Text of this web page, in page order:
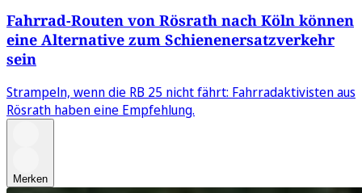
Fahrrad-Routen von Rösrath nach Köln können
eine Alternative zum Schienenersatzverkehr
sein
Strampeln, wenn die RB 25 nicht fährt: Fahrradaktivisten aus
Rösrath haben eine Empfehlung.
Merken